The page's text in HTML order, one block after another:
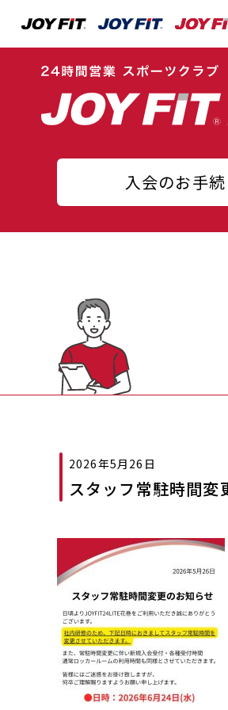
入会のお手
2026年5月26日
スタッフ常駐時間変